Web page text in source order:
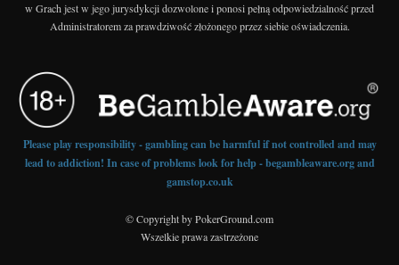
w Grach jest w jego jurysdykcji dozwolone i ponosi pełną odpowiedzialność przed
Administratorem za prawdziwość złożonego przez siebie oświadczenia.
Please play responsibility - gambling can be harmful if not controlled and may
lead to addiction! In case of problems look for help - begambleaware.org and
gamstop.co.uk
© Copyright by PokerGround.com
Wszelkie prawa zastrzeżone